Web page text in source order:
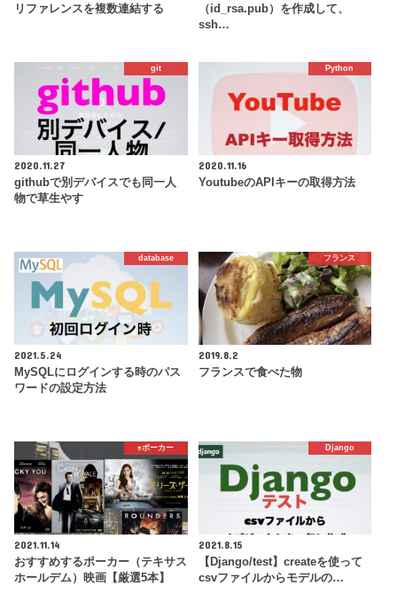
リファレンスを複数連結する
（id_rsa.pub）を作成して、
ssh…
git
2020.11.27
githubで別デバイスでも同一人
物で草生やす
Python
2020.11.16
YoutubeのAPIキーの取得方法
database
2021.5.24
MySQLにログインする時のパス
ワードの設定方法
フランス
2019.8.2
フランスで食べた物
♠️ポーカー
2021.11.14
おすすめするポーカー（テキサス
ホールデム）映画【厳選5本】
Django
2021.8.15
【Django/test】createを使って
csvファイルからモデルの…